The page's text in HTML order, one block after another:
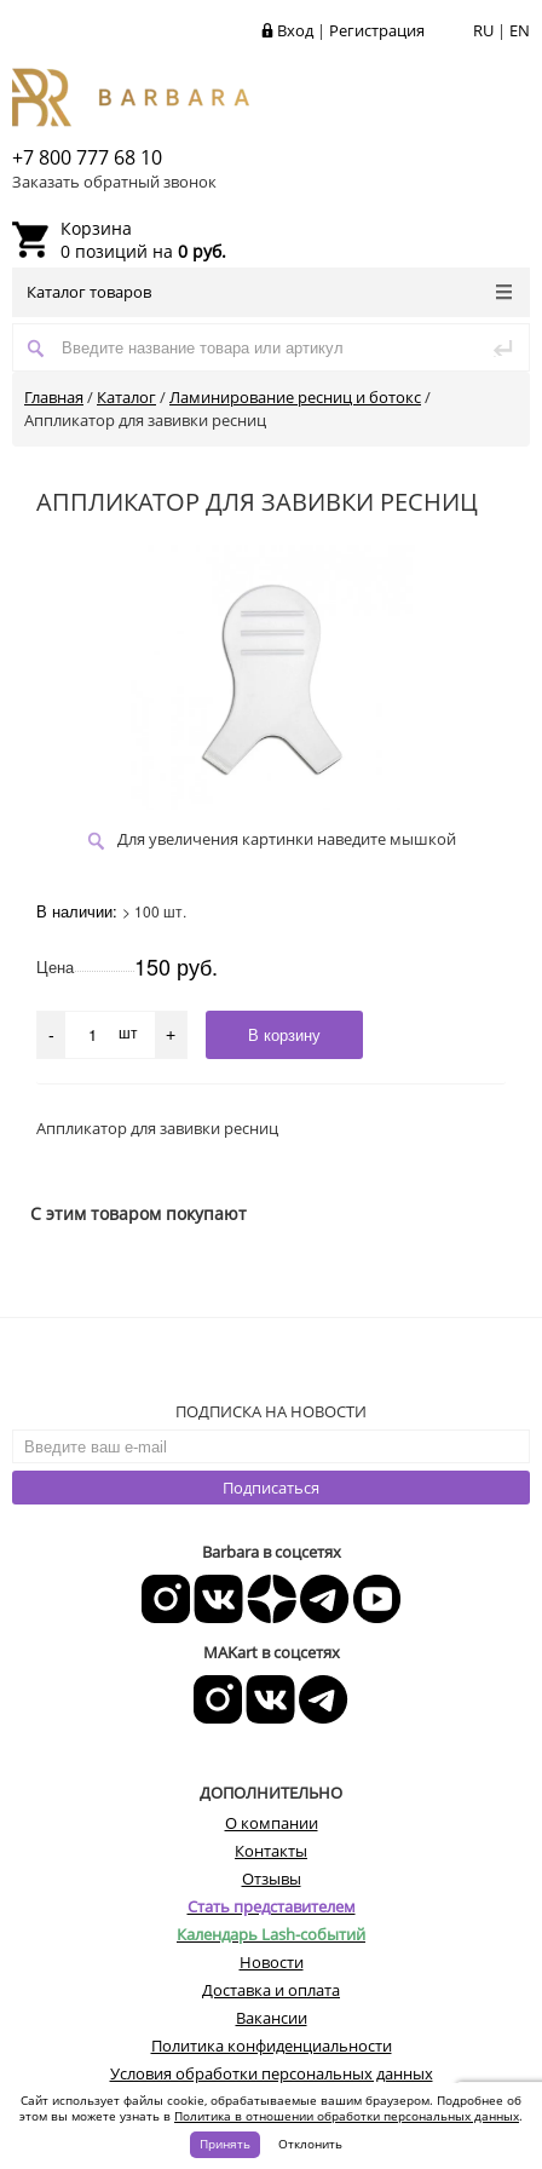
RU | EN
Вход| Регистрация
+7 800 777 68 10
Заказать обратный звонок
Корзина
0 позиций на 0 руб.
Каталог товаров
Главная / Каталог/Ламинирование ресниц и ботокс/
Аппликатор для завивки ресниц
АППЛИКАТОР ДЛЯ ЗАВИВКИ РЕСНИЦ
Для увеличения картинки наведите мышкой
В наличии: > 100 шт.
Цена 150 руб.
- шт + В корзину
Аппликатор для завивки ресниц
С этим товаром покупают
ПОДПИСКА НА НОВОСТИ
Подписаться
Barbara в соцсетях
MAKart в соцсетях
ДОПОЛНИТЕЛЬНО
О компании
Контакты
Отзывы
Стать представителем
Календарь Lash-событий
Новости
Доставка и оплата
Вакансии
Политика конфиденциальности
Условия обработки персональных данных
© Все права защищены. Информация сайта защищена законом об авторских
Сайт использует файлы cookie, обрабатываемые вашим браузером. Подробнее об
этом вы можете узнать в Политика в отношении обработки персональных данных.
Принять
Отклонить